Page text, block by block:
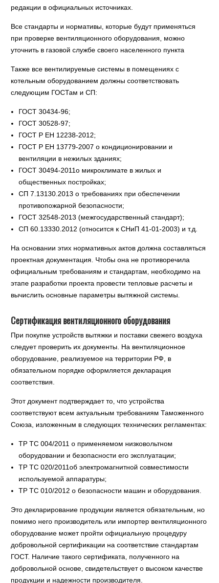
редакции в официальных источниках.
Все стандарты и нормативы, которые будут применяться
при проверке вентиляционного оборудования, можно
уточнить в газовой службе своего населенного пункта
Также все вентилируемые системы в помещениях с
котельным оборудованием должны соответствовать
следующим ГОСТам и СП:
ГОСТ 30434-96;
ГОСТ 30528-97;
ГОСТ Р ЕН 12238-2012;
ГОСТ Р ЕН 13779-2007 о кондиционировании и
вентиляции в нежилых зданиях;
ГОСТ 30494-2011о микроклимате в жилых и
общественных постройках;
СП 7.13130.2013 о требованиях при обеспечении
противопожарной безопасности;
ГОСТ 32548-2013 (межгосударственный стандарт);
СП 60.13330.2012 (относится к СНиП 41-01-2003) и т.д.
На основании этих нормативных актов должна составляться
проектная документация. Чтобы она не противоречила
официальным требованиям и стандартам, необходимо на
этапе разработки проекта провести тепловые расчеты и
вычислить основные параметры вытяжной системы.
Сертификация вентиляционного оборудования
При покупке устройств вытяжки и поставки свежего воздуха
следует проверить их документы. На вентиляционное
оборудование, реализуемое на территории РФ, в
обязательном порядке оформляется декларация
соответствия.
Этот документ подтверждает то, что устройства
соответствуют всем актуальным требованиям Таможенного
Союза, изложенным в следующих технических регламентах:
ТР ТС 004/2011 о применяемом низковольтном
оборудовании и безопасности его эксплуатации;
ТР ТС 020/2011об электромагнитной совместимости
используемой аппаратуры;
ТР ТС 010/2012 о безопасности машин и оборудования.
Это декларирование продукции является обязательным, но
помимо него производитель или импортер вентиляционного
оборудование может пройти официальную процедуру
добровольной сертификации на соответствие стандартам
ГОСТ. Наличие такого сертификата, полученного на
добровольной основе, свидетельствует о высоком качестве
продукции и надежности производителя.